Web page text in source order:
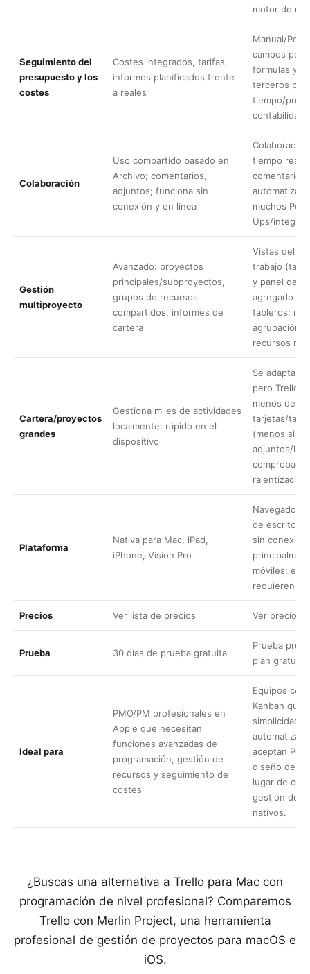
motor de
Seguimiento del
presupuesto y los
costes
Costes integrados, tarifas,
informes planificados frente
a reales
Manual/
campos
fórmulas y
terceros para
tiempo/
contabilidad
Colaboración
Uso compartido basado en
Archivo; comentarios,
adjuntos; funciona sin
conexión y en línea
tiempo real,
muchos
Ups/
Gestión
multiproyecto
Avanzado: proyectos
principales/subproyectos,
grupos de recursos
compartidos, informes de
cartera
Vistas del
trabajo
y panel de
agregado
tableros; no
agrupación/
recursos
Cartera/proyectos
grandes
Gestiona miles de actividades
localmente; rápido en el
dispositivo
Se adapta a
pero Trello
menos de
tarjetas/
(menos si
adjuntos/
Plataforma
Nativa para Mac, iPad,
iPhone, Vision Pro
Navegador
de escritorio
sin conexión
móviles; el
requieren
Precios Ver lista de precios Ver precios
Prueba 30 días de prueba gratuita
Prueba
plan
Ideal para
PMO/PM profesionales en
Apple que necesitan
funciones avanzadas de
programación, gestión de
recursos y seguimiento de
costes
Equipos
Kanban que
simplicidad,
aceptan
diseño de
lugar de
gestión de
nativos.
¿Buscas una alternativa a Trello para Mac con
programación de nivel profesional? Comparemos
Trello con Merlin Project, una herramienta
profesional de gestión de proyectos para macOS e
iOS.